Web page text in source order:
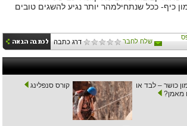
כיף- ככל שנתחילמהר יותר נגיע להשגים טובים
שלח לחבר דרג כתבה
כושר – לבד או
מאמן?
קורס סנפלינג